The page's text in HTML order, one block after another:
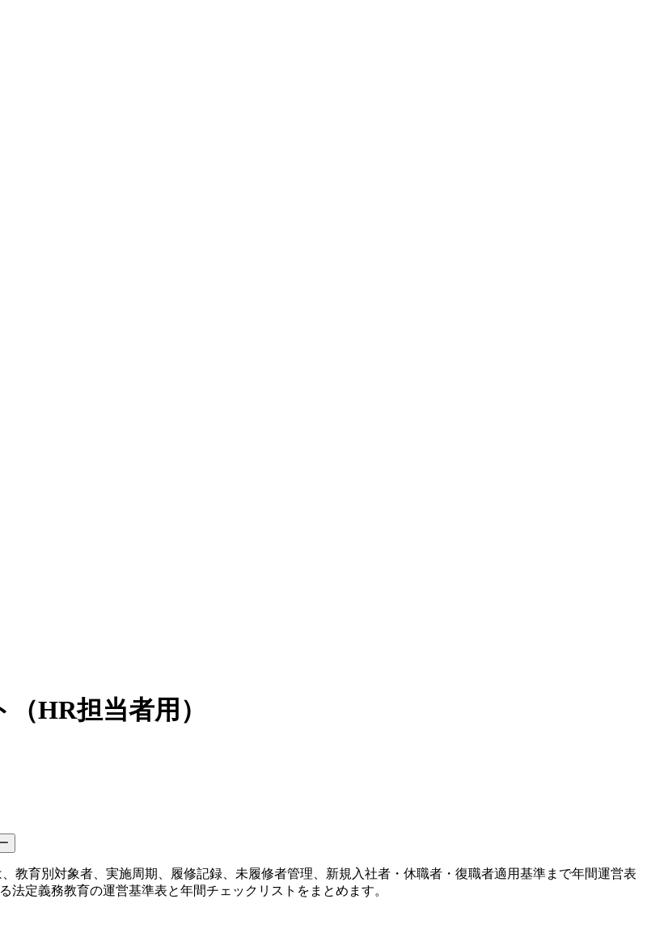
HR担当者用）
教育別対象者、実施周期、履修記録、未履修者管理、新規入社者・休職者・復職者適用基準まで年間運営表
定義務教育の運営基準表と年間チェックリストをまとめます。